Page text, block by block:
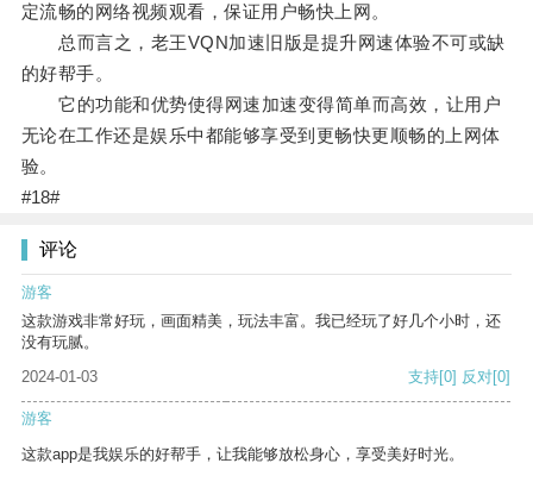
定流畅的网络视频观看，保证用户畅快上网。
总而言之，老王VQN加速旧版是提升网速体验不可或缺
的好帮手。
它的功能和优势使得网速加速变得简单而高效，让用户
无论在工作还是娱乐中都能够享受到更畅快更顺畅的上网体
验。
#18#
评论
游客
这款游戏非常好玩，画面精美，玩法丰富。我已经玩了好几个小时，还
没有玩腻。
2024-01-03
支持[0] 反对[0]
游客
这款app是我娱乐的好帮手，让我能够放松身心，享受美好时光。